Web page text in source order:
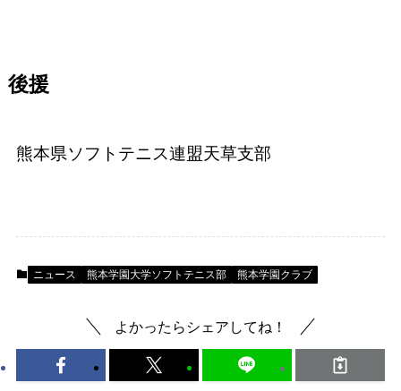
後援
熊本県ソフトテニス連盟天草支部
ニュース 熊本学園大学ソフトテニス部 熊本学園クラブ
よかったらシェアしてね！